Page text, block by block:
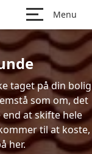
Menu
taget på din bolig
som om, det
at skifte hele
til at koste,
her.